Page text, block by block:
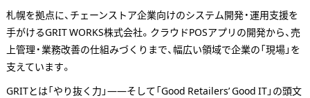
札幌を拠点に、チェーンストア企業向けのシステム開発・運用支援を
手がけるGRIT WORKS株式会社。クラウドPOSアプリの開発から、売
上管理・業務改善の仕組みづくりまで、幅広い領域で企業の「現場」を
支えています。
GRITとは「やり抜く力」——そして「Good Retailers’ Good IT」の頭文